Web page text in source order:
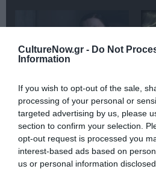
CultureNow.gr - Do Not
Information
If you wish to opt-out of the sale,
processing of your personal or
targeted advertising by us, please
section to confirm your selection.
opt-out request is processed you
interest-based ads based on
us or personal information
Μακμπέθ, της
Κατερίνας
Ευαγγελάτου με
Γιώργο Γάλλο &
Καρυοφυλλιά
Καραμπέτη στο
Θέατρο Βασιλάκου